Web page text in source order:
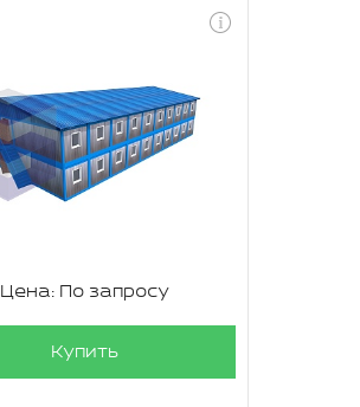
Цена: По запросу
Купить